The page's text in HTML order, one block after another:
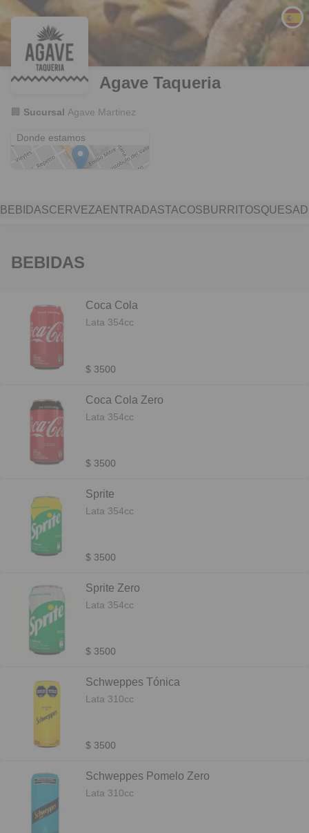
Agave Taqueria
🏢 Sucursal Agave Martinez
Donde estamos
BEBIDASCERVEZA ENTRADASTACOS BURRITOS
BEBIDAS
Coca Cola
Lata 354cc
$ 3500
Coca Cola Zero
Lata 354cc
$ 3500
Sprite
Lata 354cc
$ 3500
Sprite Zero
Lata 354cc
$ 3500
Schweppes Tónica
Lata 310cc
$ 3500
Schweppes Pomelo Zero
Lata 310cc